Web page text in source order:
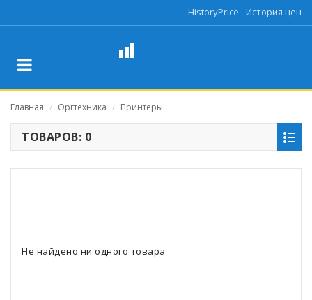
HistoryPrice - История цен
Главная / Оргтехника / Принтеры
ТОВАРОВ: 0
Не найдено ни одного товара